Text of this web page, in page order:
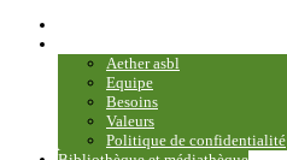
Aether asbl
Equipe
Besoins
Valeurs
Politique de confidentialité